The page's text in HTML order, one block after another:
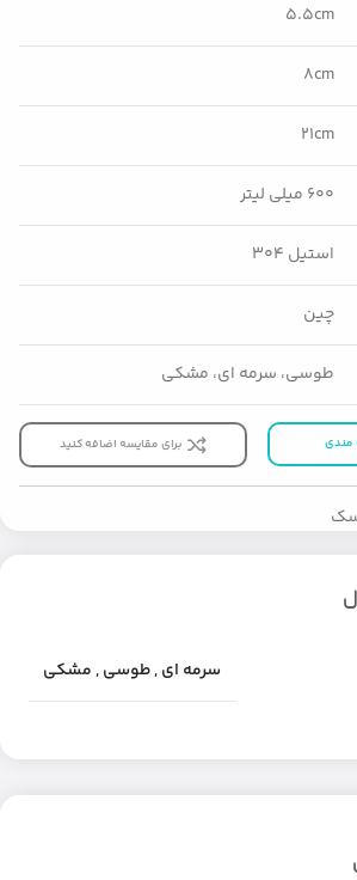
۵.۵cm
۸cm
۲۱cm
۶۰۰ میلی لیتر
استیل ۳۰۴
چین
طوسی، سرمه ای، مشکی
مندی برای مقایسه اضافه کنید
سرمه ای,طوسی,مشکی